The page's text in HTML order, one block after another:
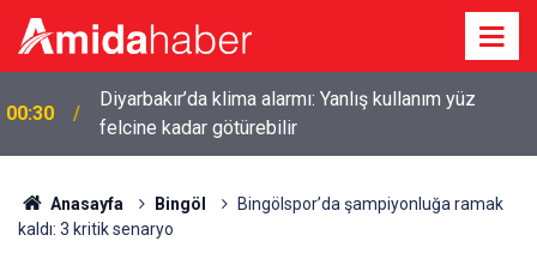
00:30
Diyarbakır’da klima alarmı: Yanlış kullanım yüz
felcine kadar götürebilir
Anasayfa Bingöl
Bingölspor’da şampiyonluğa ramak
kaldı: 3 kritik senaryo